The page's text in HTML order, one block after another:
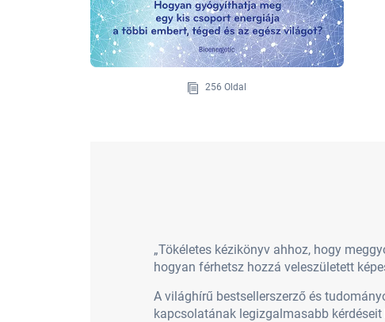
256 Oldal
„Tökéletes kézikönyv ahhoz, hogy
hogyan férhetsz hozzá veleszületett
A világhírű bestsellerszerző és
kapcsolatának legizgalmasabb